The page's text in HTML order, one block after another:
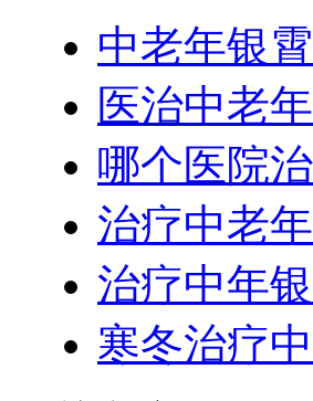
中老年银
医治中老
哪个医院
治疗中老
治疗中年
寒冬治疗